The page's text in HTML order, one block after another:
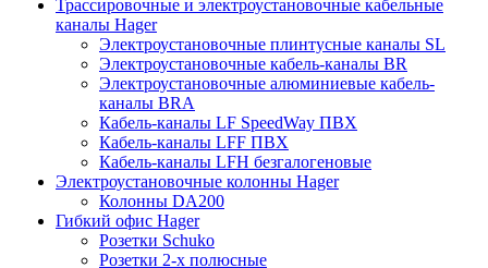
Трассировочные и электроустановочные кабельные
каналы Hager
Электроустановочные плинтусные каналы SL
Электроустановочные кабель-каналы BR
Электроустановочные алюминиевые кабель-
каналы BRA
Кабель-каналы LF SpeedWay ПВХ
Кабель-каналы LFF ПВХ
Кабель-каналы LFH безгалогеновые
Электроустановочные колонны Hager
Колонны DA200
Гибкий офис Hager
Розетки Schuko
Розетки 2-х полюсные